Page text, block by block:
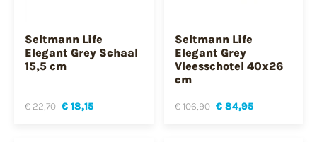
Seltmann Life
Elegant Grey Schaal
15,5 cm
€ 22,70 € 18,15
Seltmann Life
Elegant Grey
Vleesschotel 40x26
cm
€ 106,90 € 84,95